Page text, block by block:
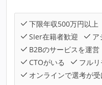
下限年収500万円以上
SIer在籍者歓迎
ア
B2Bのサービスを運営
CTOがいる
フル
オンラインで選考が